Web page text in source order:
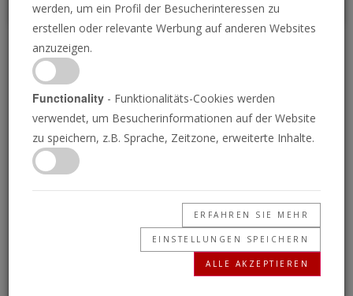
Warum ein starker
deutscher Führer
unmittelbar bevorsteht
In vielerlei Hinsicht ist Europa ein mächtiger
globaler Akteur. Dennoch befindet es sich
ständig im Umbruch. Warum? Was fehlt Europa,
um seine Konkurrenten zu überholen?
werden, um ein Profil der Besucherinteressen zu
erstellen oder relevante Werbung auf anderen Websites
anzuzeigen.
Functionality - Funktionalitäts-Cookies werden
verwendet, um Besucherinformationen auf der Website
zu speichern, z.B. Sprache, Zeitzone, erweiterte Inhalte.
ERFAHREN SIE MEHR
EINSTELLUNGEN SPEICHERN
ALLE AKZEPTIEREN